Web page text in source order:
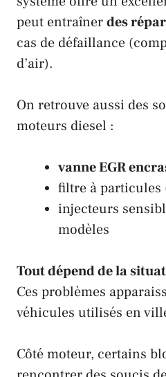
peut entraînerdes
cas de défaillance
d’air).
On retrouve aussi des
moteurs diesel :
vanne EGR
filtre à particules
injecteurs
modèles
Tout dépend de la
Ces problèmes
véhicules utilisés en
Côté moteur, certains